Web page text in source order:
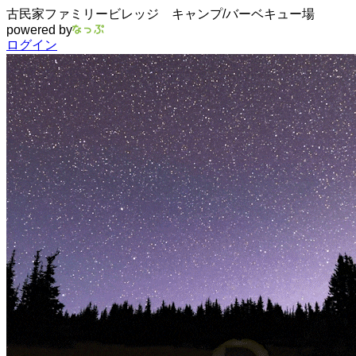
古民家ファミリービレッジ キャンプ/バーベキュー場
powered by
ログイン